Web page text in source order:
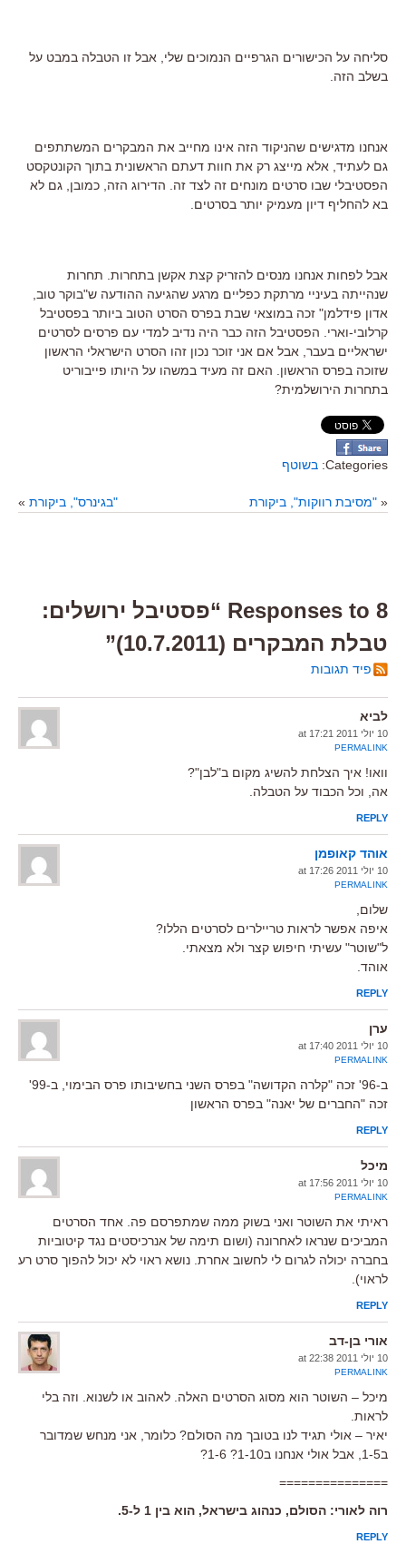
סליחה על הכישורים הגרפיים הנמוכים שלי, אבל זו הטבלה במבט על
בשלב הזה.
אנחנו מדגישים שהניקוד הזה אינו מחייב את המבקרים המשתתפים
גם לעתיד, אלא מייצג רק את חוות דעתם הראשונית בתוך הקונטקסט
הפסטיבלי שבו סרטים מונחים זה לצד זה. הדירוג הזה, כמובן, גם לא
בא להחליף דיון מעמיק יותר בסרטים.
אבל לפחות אנחנו מנסים להזריק קצת אקשן בתחרות. תחרות
שנהייתה בעיניי מרתקת כפליים מרגע שהגיעה ההודעה ש"בוקר טוב,
אדון פידלמן" זכה במוצאי שבת בפרס הסרט הטוב ביותר בפסטיבל
קרלובי-וארי. הפסטיבל הזה כבר היה נדיב למדי עם פרסים לסרטים
ישראליים בעבר, אבל אם אני זוכר נכון זהו הסרט הישראלי הראשון
שזוכה בפרס הראשון. האם זה מעיד במשהו על היותו פייבוריט
בתחרות הירושלמית?
Categories: בשוטף
« "מסיבת רווקות", ביקורת "בגינרס", ביקורת »
8 Responses to “פסטיבל ירושלים:
טבלת המבקרים (10.7.2011)”
פיד תגובות
לביא
10 יולי 2011 at 17:21
PERMALINK
וואו! איך הצלחת להשיג מקום ב"לבן"?
אה, וכל הכבוד על הטבלה.
REPLY
אוהד קאופמן
10 יולי 2011 at 17:26
PERMALINK
שלום,
איפה אפשר לראות טריילרים לסרטים הללו?
ל"שוטר" עשיתי חיפוש קצר ולא מצאתי.
אוהד.
REPLY
ערן
10 יולי 2011 at 17:40
PERMALINK
ב-96' זכה "קלרה הקדושה" בפרס השני בחשיבותו פרס הבימוי, ב-99'
זכה "החברים של יאנה" בפרס הראשון
REPLY
מיכל
10 יולי 2011 at 17:56
PERMALINK
ראיתי את השוטר ואני בשוק ממה שמתפרסם פה. אחד הסרטים
המביכים שנראו לאחרונה (ושום תימה של אנרכיסטים נגד קיטוביות
בחברה יכולה לגרום לי לחשוב אחרת. נושא ראוי לא יכול להפוך סרט רע
לראוי).
REPLY
אורי בן-דב
10 יולי 2011 at 22:38
PERMALINK
מיכל – השוטר הוא מסוג הסרטים האלה. לאהוב או לשנוא. וזה בלי
לראות.
יאיר – אולי תגיד לנו בטובך מה הסולם? כלומר, אני מנחש שמדובר
ב1-5, אבל אולי אנחנו ב1-10? 1-6?
===============
רוה לאורי: הסולם, כנהוג בישראל, הוא בין 1 ל-5.
REPLY